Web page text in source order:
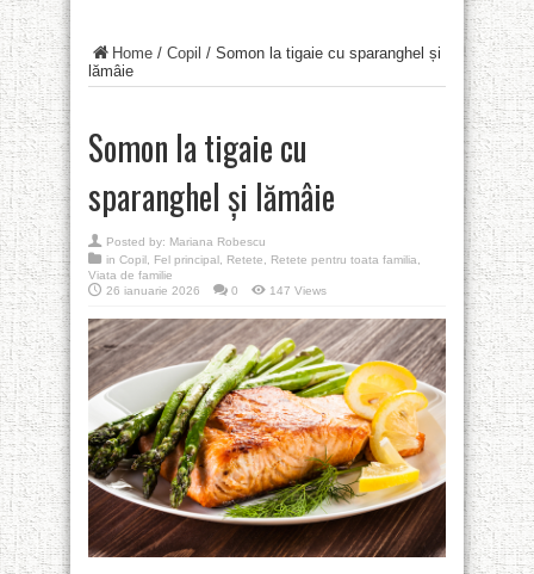
Home / Copil / Somon la tigaie cu sparanghel și
lămâie
Somon la tigaie cu
sparanghel și lămâie
Posted by: Mariana Robescu
in Copil Fel principal Retete Retete pentru toata familia
Viata de familie
26 ianuarie 2026
0 147 Views